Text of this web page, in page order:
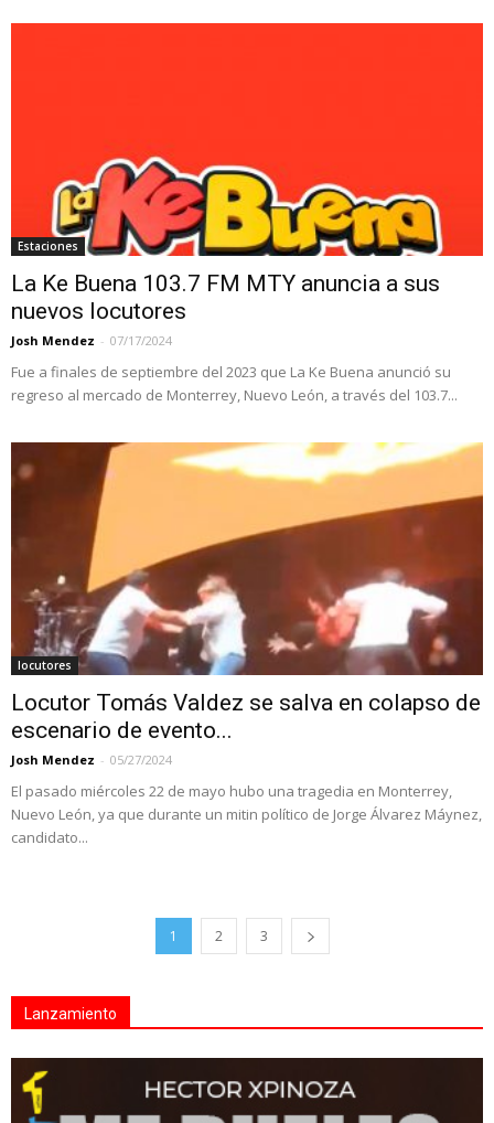
Estaciones
La Ke Buena 103.7 FM MTY anuncia a sus
nuevos locutores
Josh Mendez - 07/17/2024
Fue a finales de septiembre del 2023 que La Ke Buena anunció su
regreso al mercado de Monterrey, Nuevo León, a través del 103.7...
locutores
Locutor Tomás Valdez se salva en colapso de
escenario de evento...
Josh Mendez - 05/27/2024
El pasado miércoles 22 de mayo hubo una tragedia en Monterrey,
Nuevo León, ya que durante un mitin político de Jorge Álvarez Máynez,
candidato...
1 2 3
Lanzamiento